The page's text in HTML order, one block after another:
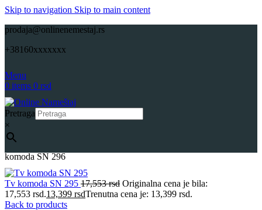
Skip to navigation Skip to main content
prodaja@onlinenemestaj.rs
+38160xxxxxxx
Menu
0 items 0 rsd
Pretraga
×
komoda SN 296
Tv komoda SN 295 17,553rsd Originalna cena je bila:
17,553 rsd.13,399 rsdTrenutna cena je: 13,399 rsd.
Back to products